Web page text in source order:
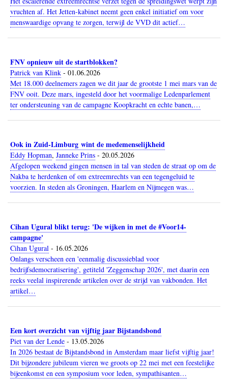
vruchten af. Het Jetten-kabinet neemt geen enkel initiatief om voor
menswaardige opvang te zorgen, terwijl de VVD dit actief…
FNV opnieuw uit de startblokken?
Patrick van Klink - 01.06.2026
Met 18.000 deelnemers zagen we dit jaar de grootste 1 mei mars van de
FNV ooit. Deze mars, ingesteld door het voormalige Ledenparlement
ter ondersteuning van de campagne Koopkracht en echte banen,…
Ook in Zuid-Limburg wint de medemenselijkheid
Eddy Hopman, Janneke Prins - 20.05.2026
Afgelopen weekend gingen mensen in tal van steden de straat op om de
Nakba te herdenken of om extreemrechts van een tegengeluid te
voorzien. In steden als Groningen, Haarlem en Nijmegen was…
Cihan Ugural blikt terug: 'De wijken in met de #Voor14-
campagne'
Cihan Ugural - 16.05.2026
Onlangs verscheen een 'eenmalig discussieblad voor
bedrijfsdemocratisering', getiteld 'Zeggenschap 2026', met daarin een
reeks veelal inspirerende artikelen over de strijd van vakbonden. Het
artikel…
Een kort overzicht van vijftig jaar Bijstandsbond
Piet van der Lende - 13.05.2026
In 2026 bestaat de Bijstandsbond in Amsterdam maar liefst vijftig jaar!
Dit bijzondere jubileum vieren we groots op 22 mei met een feestelijke
bijeenkomst en een symposium voor leden, sympathisanten…